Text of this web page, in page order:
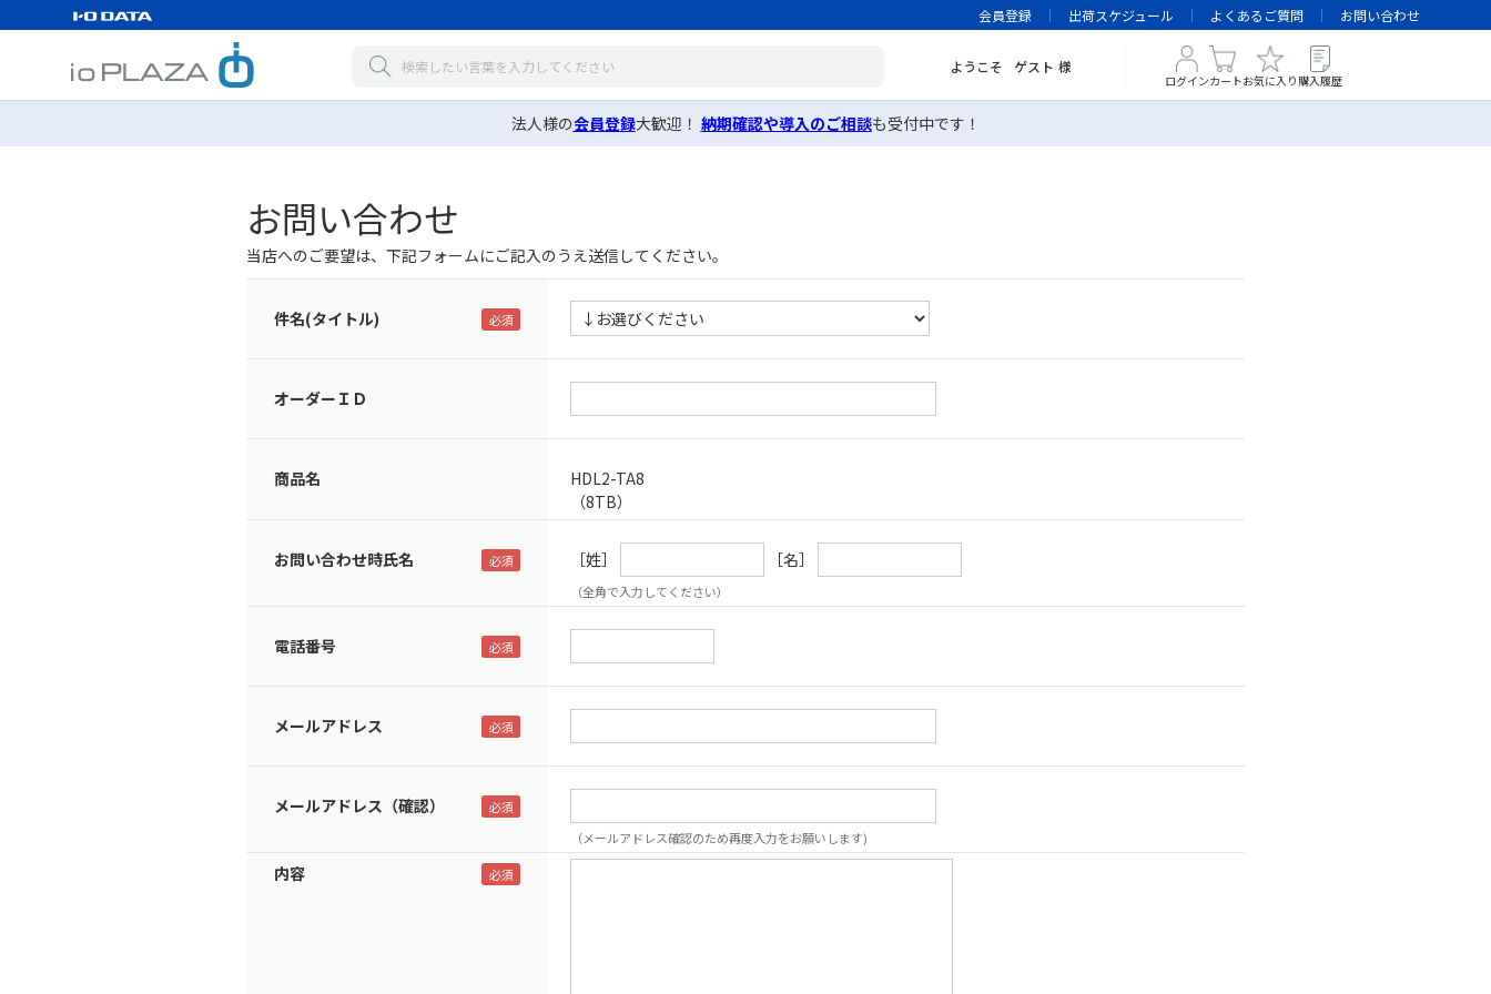
会員登録 出荷スケジュール よくあるご質問 お問い合わせ
ようこそ ゲスト 様
ログインカートお気に入り 購入履歴
法人様の会員登録大歓迎！ 納期確認や導入のご相談も受付中です！
お問い合わせ
当店へのご要望は、下記フォームにご記入のうえ送信してください。
件名(タイトル)
オーダーＩＤ
商品名
HDL2-TA8
（8TB）
お問い合わせ時氏名 ［姓］ ［名］
（全角で入力してください）
電話番号
メールアドレス
メールアドレス（確認）
（メールアドレス確認のため再度入力をお願いします)
内容